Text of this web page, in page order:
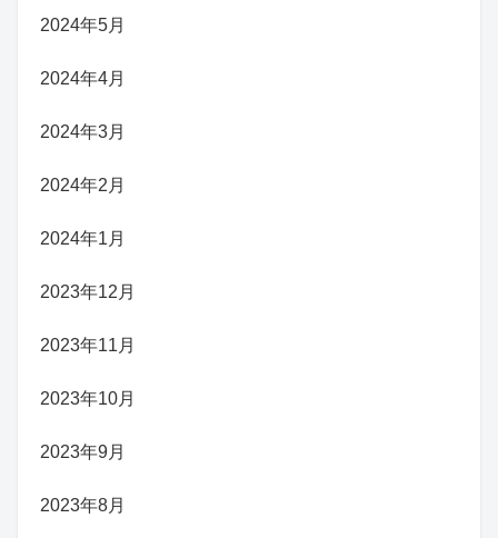
2024年5月
2024年4月
2024年3月
2024年2月
2024年1月
2023年12月
2023年11月
2023年10月
2023年9月
2023年8月